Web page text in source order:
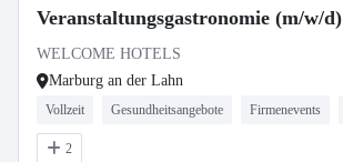
Veranstaltungsgastronomie (m/w/d)
WELCOME HOTELS
Marburg an der Lahn
Vollzeit Gesundheitsangebote Firmenevents
2